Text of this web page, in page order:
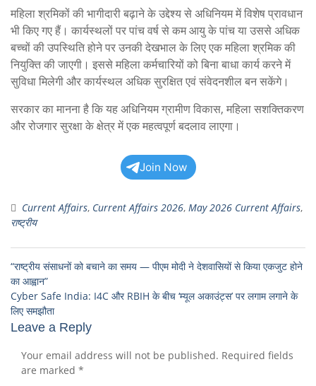
महिला श्रमिकों की भागीदारी बढ़ाने के उद्देश्य से अधिनियम में विशेष प्रावधान
भी किए गए हैं। कार्यस्थलों पर पांच वर्ष से कम आयु के पांच या उससे अधिक
बच्चों की उपस्थिति होने पर उनकी देखभाल के लिए एक महिला श्रमिक की
नियुक्ति की जाएगी। इससे महिला कर्मचारियों को बिना बाधा कार्य करने में
सुविधा मिलेगी और कार्यस्थल अधिक सुरक्षित एवं संवेदनशील बन सकेंगे।
सरकार का मानना है कि यह अधिनियम ग्रामीण विकास, महिला सशक्तिकरण
और रोजगार सुरक्षा के क्षेत्र में एक महत्वपूर्ण बदलाव लाएगा।
Join Now
Current Affairs, Current Affairs 2026, May 2026 Current Affairs,
राष्ट्रीय
“राष्ट्रीय संसाधनों को बचाने का समय — पीएम मोदी ने देशवासियों से किया एकजुट होने
का आह्वान”
Cyber Safe India: I4C और RBIH के बीच ‘म्यूल अकाउंट्स’ पर लगाम लगाने के
लिए समझौता
Leave a Reply
Your email address will not be published. Required fields
are marked *